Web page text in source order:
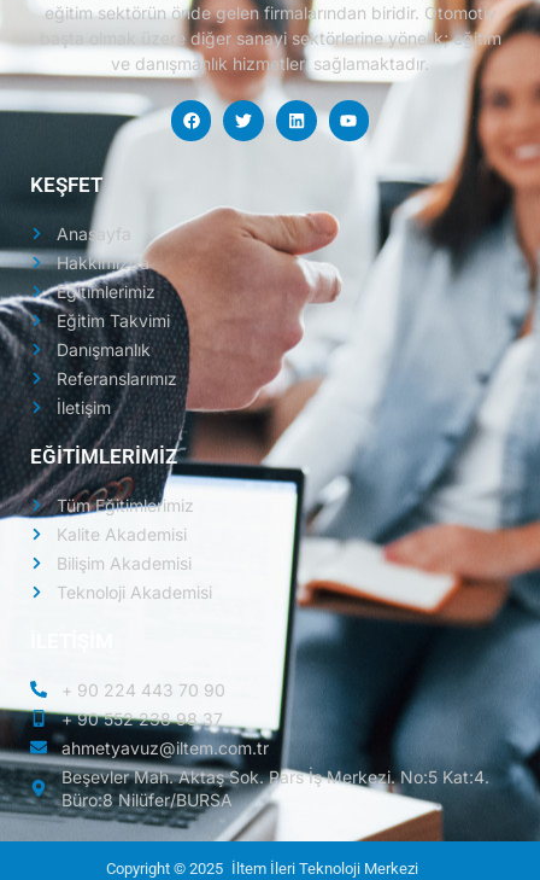
eğitim sektörün önde gelen firmalarından biridir. Otomotiv
başta olmak üzere diğer sanayi sektörlerine yönelik; eğitim
ve danışmanlık hizmetleri sağlamaktadır.
KEŞFET
Anasayfa
Hakkımızda
Eğitimlerimiz
Eğitim Takvimi
Danışmanlık
Referanslarımız
İletişim
EĞİTİMLERİMİZ
Tüm Eğitimlerimiz
Kalite Akademisi
Bilişim Akademisi
Teknoloji Akademisi
+ 90 224 443 70 90
+ 90 552 238 98 37
ahmetyavuz@iltem.com.tr
Beşevler Mah. Aktaş Sok. Pars İş Merkezi. No:5 Kat:4.
Büro:8 Nilüfer/BURSA
Copyright © 2025 İltem İleri Teknoloji Merkezi